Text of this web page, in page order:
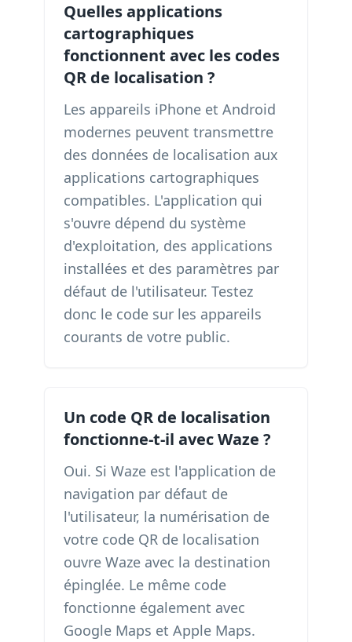
Quelles applications
cartographiques
fonctionnent avec les codes
QR de localisation ?
Les appareils iPhone et Android
modernes peuvent transmettre
des données de localisation aux
applications cartographiques
compatibles. L'application qui
s'ouvre dépend du système
d'exploitation, des applications
installées et des paramètres par
défaut de l'utilisateur. Testez
donc le code sur les appareils
courants de votre public.
Un code QR de localisation
fonctionne-t-il avec Waze ?
Oui. Si Waze est l'application de
navigation par défaut de
l'utilisateur, la numérisation de
votre code QR de localisation
ouvre Waze avec la destination
épinglée. Le même code
fonctionne également avec
Google Maps et Apple Maps.